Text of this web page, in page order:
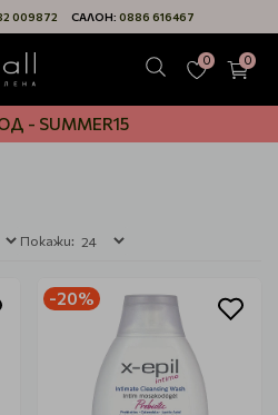
009872 САЛОН: 0886 616467
0 0
- SUMMER15
Покажи:
-20%